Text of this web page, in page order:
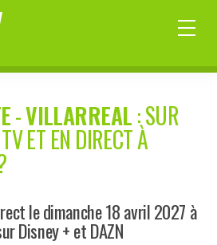
-VILLARREAL: SUR
ET EN DIRECT À
le dimanche 18 avril 2027 à
Disney + et DAZN